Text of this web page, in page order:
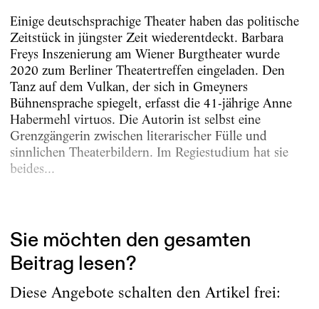
Einige deutschsprachige Theater haben das politische
Zeitstück in jüngster Zeit wiederentdeckt. Barbara
Freys Inszenierung am Wiener Burgtheater wurde
2020 zum Berliner Theatertreffen eingeladen. Den
Tanz auf dem Vulkan, der sich in Gmeyners
Bühnensprache spiegelt, erfasst die 41-jährige Anne
Habermehl virtuos. Die Autorin ist selbst eine
Grenzgängerin zwischen literarischer Fülle und
sinnlichen Theaterbildern. Im Regiestudium hat sie
beides...
Sie möchten den gesamten
Beitrag lesen?
Diese Angebote schalten den Artikel frei: